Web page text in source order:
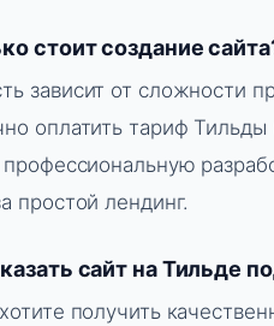
стоит создание
зависит от сложности
оплатить тариф
профессиональную
простой лендинг.
сайт на Тильде
получить